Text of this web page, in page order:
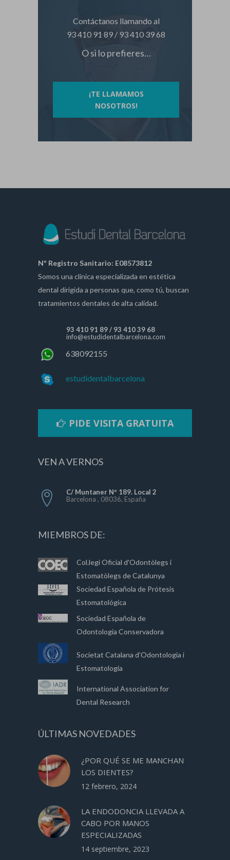
Contáctanos llamando al
93 410 91 89 / 93 410 39 68
O si lo prefieres…
¡TE LLAMAMOS
NOSOTROS!
Nº Registro Sanitario: E08573812
Somos una clínica especializada en estética
dental dirigida a personas que, como tú, buscan
tratamientos dentales de alta calidad.
93 410 91 89/ 93 410 39 68
info@estudidentalbarcelona.com
638092155
estudidentalbarcelona
PIDE VISITA GRATUITA
VEN A VERNOS
C/ Muntaner Nº 189. Local 2
Barcelona , 08036, España
MIEMBROS DE:
Col.legi Oficial d'Odontòlegs i
Estomatòlegs de Catalunya
Sociedad Española de Prótesis
Estomatológica
Sociedad Española de
Odontología Conservadora
Societat Catalana d’Odontologia i
Estomatologia
International Association for
Dental Research
ÚLTIMAS NOVEDADES
¿POR QUÉ SE ME MANCHAN
LOS DIENTES?
12 febrero, 2024
LA ENDODONCIA LLEVADA A
CABO POR MANOS
ESPECIALIZADAS
14 septiembre, 2023